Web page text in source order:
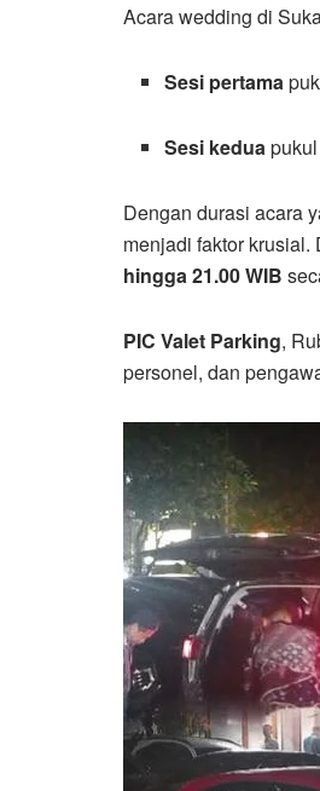
Acara wedding di
Sesi pertama
Sesi kedua pukul
Dengan durasi acara
menjadi faktor krusial.
hingga 21.00 WIB
PIC Valet Parking,
personel, dan